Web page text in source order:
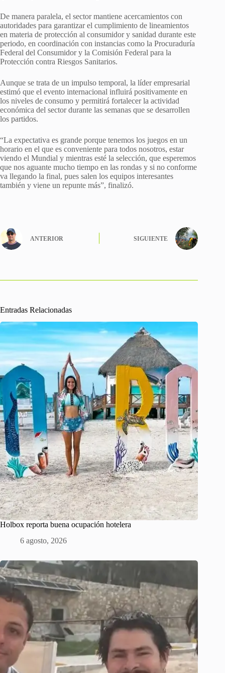
De manera paralela, el sector mantiene acercamientos con
autoridades para garantizar el cumplimiento de lineamientos
en materia de protección al consumidor y sanidad durante este
periodo, en coordinación con instancias como la Procuraduría
Federal del Consumidor y la Comisión Federal para la
Protección contra Riesgos Sanitarios.
Aunque se trata de un impulso temporal, la líder empresarial
estimó que el evento internacional influirá positivamente en
los niveles de consumo y permitirá fortalecer la actividad
económica del sector durante las semanas que se desarrollen
los partidos.
“La expectativa es grande porque tenemos los juegos en un
horario en el que es conveniente para todos nosotros, estar
viendo el Mundial y mientras esté la selección, que esperemos
que nos aguante mucho tiempo en las rondas y si no conforme
va llegando la final, pues salen los equipos interesantes
también y viene un repunte más”, finalizó.
ANTERIOR SIGUIENTE
Entradas Relacionadas
Holbox reporta buena ocupación hotelera
6 agosto, 2026